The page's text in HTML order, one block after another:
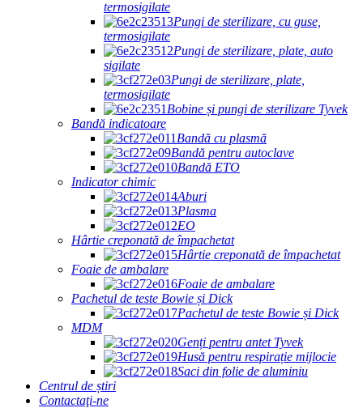
termosigilate
Pungi de sterilizare, cu guse,
termosigilate
Pungi de sterilizare, plate, auto
sigilate
Pungi de sterilizare, plate,
termosigilate
Bobine și pungi de sterilizare Tyvek
Bandă indicatoare
Bandă cu plasmă
Bandă pentru autoclave
Bandă ETO
Indicator chimic
Aburi
Plasma
EO
Hârtie creponată de împachetat
Hârtie creponată de împachetat
Foaie de ambalare
Foaie de ambalare
Pachetul de teste Bowie și Dick
Pachetul de teste Bowie și Dick
MDM
Genți pentru antet Tyvek
Husă pentru respirație mijlocie
Saci din folie de aluminiu
Centrul de știri
Contactaţi-ne